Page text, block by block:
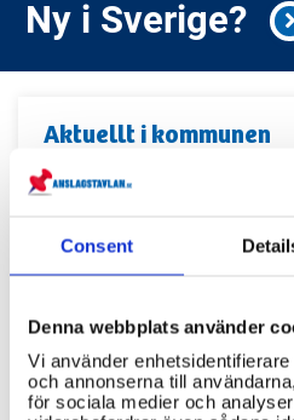
Consent
Denna webbplats använder
Vi använder
och annonserna till
för sociala medier och
Ny i Sverige?
Aktuellt i kommunen
Relaterade
Servicekontor
Bibliotek
Idrottsanläggningar